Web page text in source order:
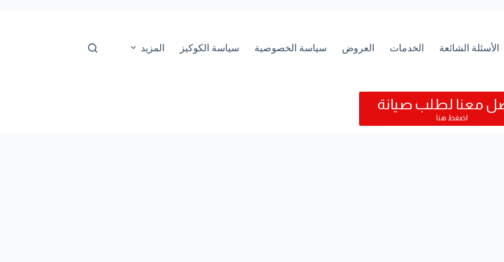
الأسئلة الشائعة الخدمات العروض سياسة الخصوصية سياسة الكوكيز المزيد
معنا لطلب صيانة
اضغط هنا